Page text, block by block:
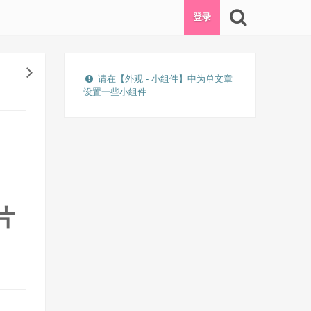
登录
请在【外观 - 小组件】中为单文章
设置一些小组件